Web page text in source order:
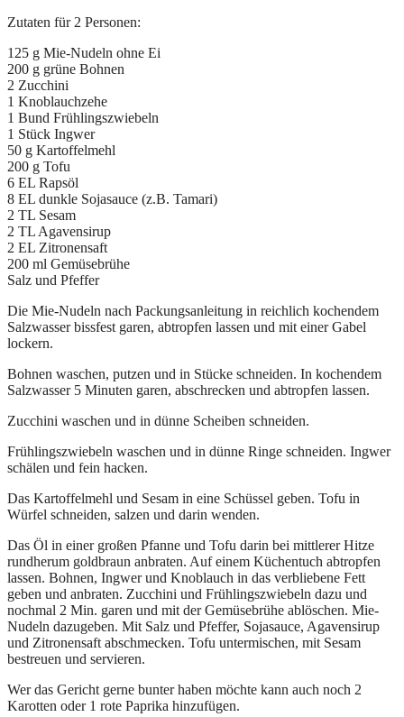
Zutaten für 2 Personen:
125 g Mie-Nudeln ohne Ei
200 g grüne Bohnen
2 Zucchini
1 Knoblauchzehe
1 Bund Frühlingszwiebeln
1 Stück Ingwer
50 g Kartoffelmehl
200 g Tofu
6 EL Rapsöl
8 EL dunkle Sojasauce (z.B. Tamari)
2 TL Sesam
2 TL Agavensirup
2 EL Zitronensaft
200 ml Gemüsebrühe
Salz und Pfeffer
Die Mie-Nudeln nach Packungsanleitung in reichlich kochendem
Salzwasser bissfest garen, abtropfen lassen und mit einer Gabel
lockern.
Bohnen waschen, putzen und in Stücke schneiden. In kochendem
Salzwasser 5 Minuten garen, abschrecken und abtropfen lassen.
Zucchini waschen und in dünne Scheiben schneiden.
Frühlingszwiebeln waschen und in dünne Ringe schneiden. Ingwer
schälen und fein hacken.
Das Kartoffelmehl und Sesam in eine Schüssel geben. Tofu in
Würfel schneiden, salzen und darin wenden.
Das Öl in einer großen Pfanne und Tofu darin bei mittlerer Hitze
rundherum goldbraun anbraten. Auf einem Küchentuch abtropfen
lassen. Bohnen, Ingwer und Knoblauch in das verbliebene Fett
geben und anbraten. Zucchini und Frühlingszwiebeln dazu und
nochmal 2 Min. garen und mit der Gemüsebrühe ablöschen. Mie-
Nudeln dazugeben. Mit Salz und Pfeffer, Sojasauce, Agavensirup
und Zitronensaft abschmecken. Tofu untermischen, mit Sesam
bestreuen und servieren.
Wer das Gericht gerne bunter haben möchte kann auch noch 2
Karotten oder 1 rote Paprika hinzufügen.